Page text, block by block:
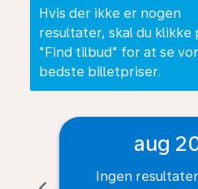
Hvis der ikke er nogen
resultater, skal du klikke
"Find tilbud" for at se
bedste billetpriser.
aug
Ingen